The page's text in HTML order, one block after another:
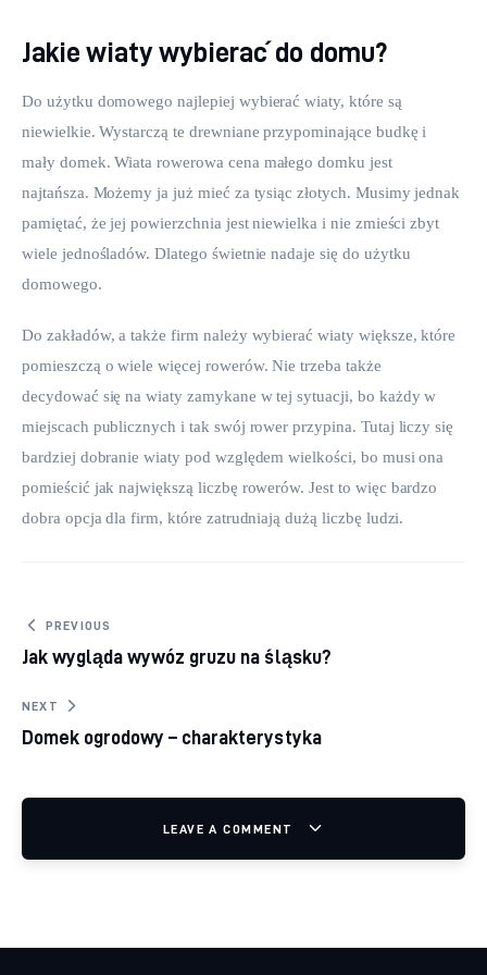
Jakie wiaty wybierać do domu?
Do użytku domowego najlepiej wybierać wiaty, które są
niewielkie. Wystarczą te drewniane przypominające budkę i
mały domek. Wiata rowerowa cena małego domku jest
najtańsza. Możemy ja już mieć za tysiąc złotych. Musimy jednak
pamiętać, że jej powierzchnia jest niewielka i nie zmieści zbyt
wiele jednośladów. Dlatego świetnie nadaje się do użytku
domowego.
Do zakładów, a także firm należy wybierać wiaty większe, które
pomieszczą o wiele więcej rowerów. Nie trzeba także
decydować się na wiaty zamykane w tej sytuacji, bo każdy w
miejscach publicznych i tak swój rower przypina. Tutaj liczy się
bardziej dobranie wiaty pod względem wielkości, bo musi ona
pomieścić jak największą liczbę rowerów. Jest to więc bardzo
dobra opcja dla firm, które zatrudniają dużą liczbę ludzi.
Nawigacja wpisu
PREVIOUS
Jak wygląda wywóz gruzu na śląsku?
NEXT
Domek ogrodowy – charakterystyka
LEAVE A COMMENT